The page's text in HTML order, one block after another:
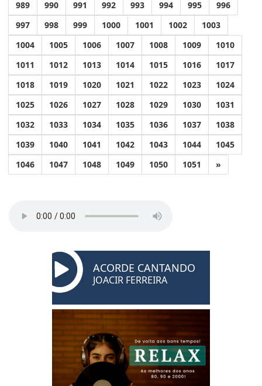
989 990 991 992 993 994 995
996
997
998 999 1000 1001 1002
1003
1004
1005 1006 1007 1008 1009
1010
1011
1012 1013 1014 1015 1016
1017
1018
1019 1020 1021 1022 1023
1024
1025
1026 1027 1028 1029 1030
1031
1032
1033 1034 1035 1036 1037
1038
1039
1040 1041 1042 1043 1044
1045
1046
1047 1048 1049 1050 1051 »
ACORDE CANTANDO
JOACIR FERREIRA